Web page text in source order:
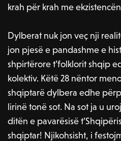
krah për krah me
Dylberat nuk jon veç nji
jon pjesë e pandashme e
shpirtërore t’folklorit shqip
kolektiv. Këtë 28 nëntor
shqiptarë dylbera edhe
lirinë tonë sot. Na sot ja u
ditën e pavarësisë
shqiptar! Njikohsisht, i